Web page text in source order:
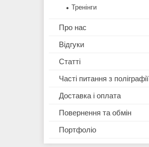
Тренінги
Про нас
Відгуки
Статті
Часті питання з поліграфії
Доставка і оплата
Повернення та обмін
Портфоліо